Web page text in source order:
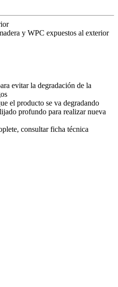
y WPC expuestos al exterior
evitar la degradación de la
el producto se va degradando
profundo para realizar nueva
consultar ficha técnica